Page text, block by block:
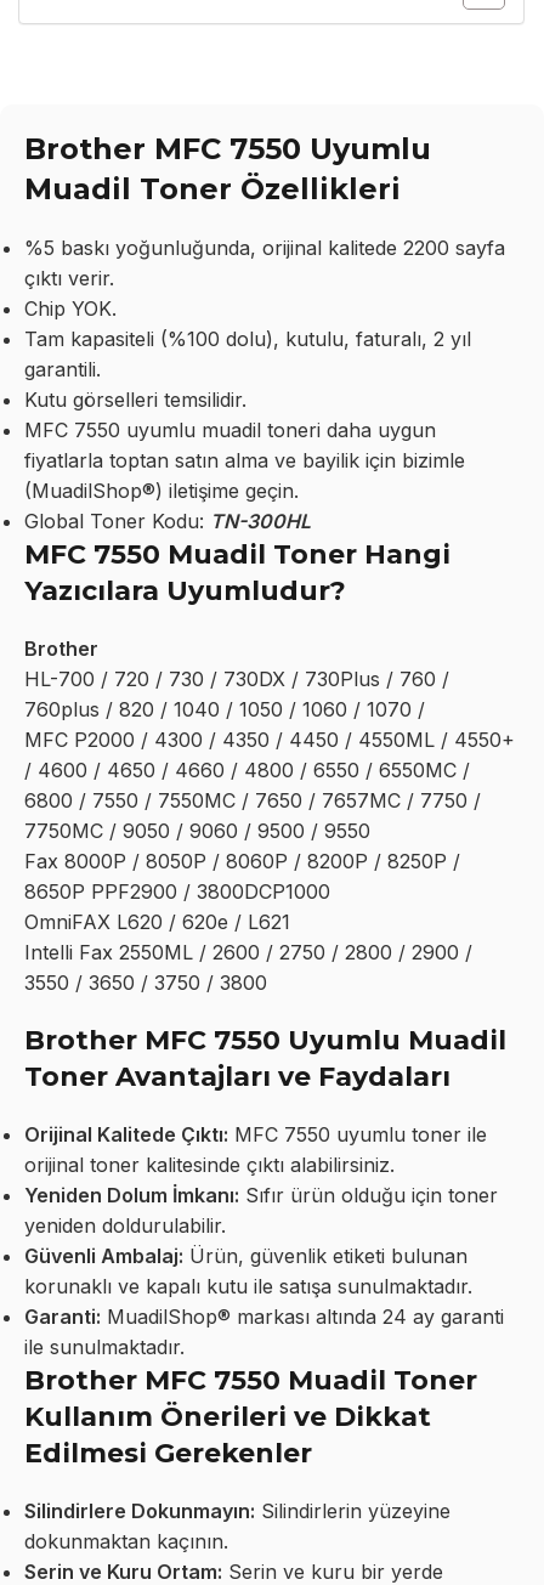
Brother MFC 7550 Uyumlu
Muadil Toner Özellikleri
%5 baskı yoğunluğunda, orijinal kalitede 2200 sayfa
çıktı verir.
Chip YOK.
Tam kapasiteli (%100 dolu), kutulu, faturalı, 2 yıl
garantili.
Kutu görselleri temsilidir.
MFC 7550 uyumlu muadil toneri daha uygun
fiyatlarla toptan satın alma ve bayilik için bizimle
(MuadilShop®) iletişime geçin.
Global Toner Kodu: TN-300HL
MFC 7550 Muadil Toner Hangi
Yazıcılara Uyumludur?
Brother
HL-700 / 720 / 730 / 730DX / 730Plus / 760 /
760plus / 820 / 1040 / 1050 / 1060 / 1070 /
MFC P2000 / 4300 / 4350 / 4450 / 4550ML / 4550+
/ 4600 / 4650 / 4660 / 4800 / 6550 / 6550MC /
6800 / 7550 / 7550MC / 7650 / 7657MC / 7750 /
7750MC / 9050 / 9060 / 9500 / 9550
Fax 8000P / 8050P / 8060P / 8200P / 8250P /
8650P PPF2900 / 3800DCP1000
OmniFAX L620 / 620e / L621
Intelli Fax 2550ML / 2600 / 2750 / 2800 / 2900 /
3550 / 3650 / 3750 / 3800
Brother MFC 7550 Uyumlu Muadil
Toner Avantajları ve Faydaları
Orijinal Kalitede Çıktı: MFC 7550 uyumlu toner ile
orijinal toner kalitesinde çıktı alabilirsiniz.
Yeniden Dolum İmkanı: Sıfır ürün olduğu için toner
yeniden doldurulabilir.
Güvenli Ambalaj: Ürün, güvenlik etiketi bulunan
korunaklı ve kapalı kutu ile satışa sunulmaktadır.
Garanti: MuadilShop® markası altında 24 ay garanti
ile sunulmaktadır.
Brother MFC 7550 Muadil Toner
Kullanım Önerileri ve Dikkat
Edilmesi Gerekenler
Silindirlere Dokunmayın: Silindirlerin yüzeyine
dokunmaktan kaçının.
Serin ve Kuru Ortam: Serin ve kuru bir yerde